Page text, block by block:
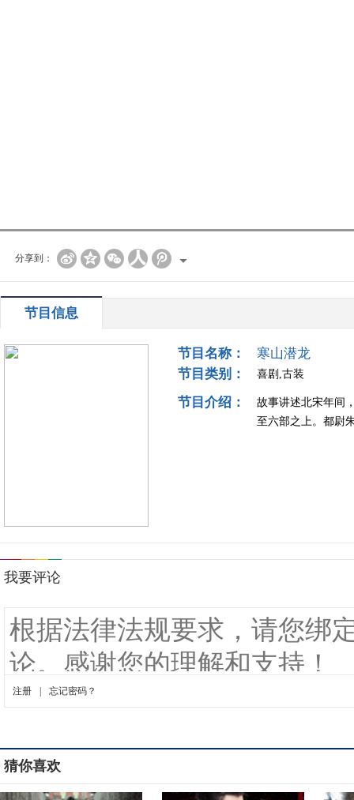
分享到：
节目信息
节目名称：
寒山潜龙
节目类别：
喜剧,古装
节目介绍：
故事讲述北宋年间
至六部之上。都尉
猜你喜欢